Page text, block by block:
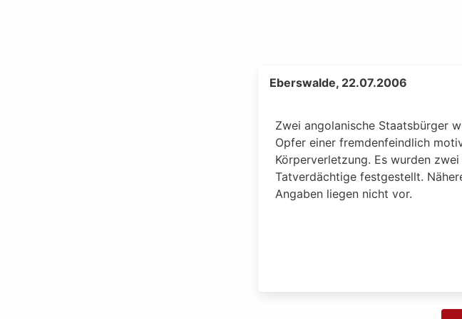
Eberswalde, 22.07.2006
Zwei angolanische Staatsbürger
Opfer einer fremdenfeindlich
Körperverletzung. Es wurden zwei
Tatverdächtige festgestellt.
Angaben liegen nicht vor.